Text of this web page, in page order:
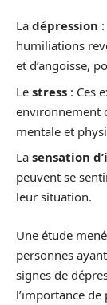
La dépression
humiliations
et d’angoisse,
Le stress : Ces
environnement
mentale et
La sensation
peuvent se
leur situation.
Une étude
personnes
signes de
l’importance